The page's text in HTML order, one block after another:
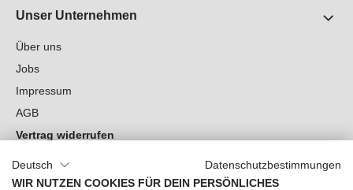
Unser Unternehmen
Über uns
Jobs
Impressum
AGB
Vertrag widerrufen
Cookie-Einstellungen
Deutsch
Datenschutzbestimmungen
WIR NUTZEN COOKIES FÜR DEIN PERSÖNLICHES